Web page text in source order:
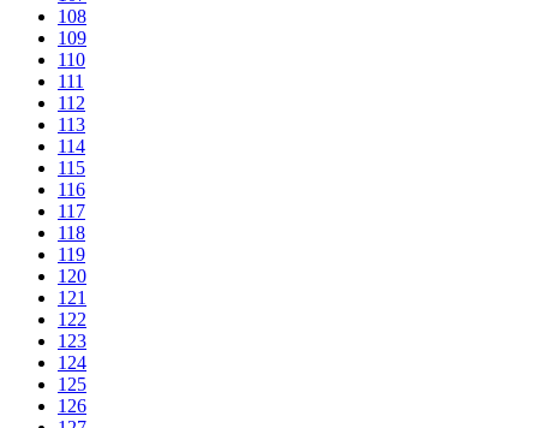
108
109
110
111
112
113
114
115
116
117
118
119
120
121
122
123
124
125
126